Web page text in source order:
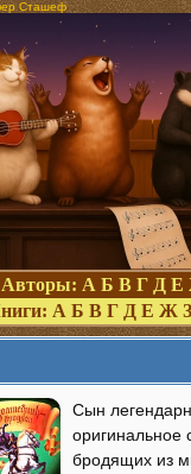
Сташеф
Авторы: А Б В Г Д Е
А Б В Г Д Е Ж З
Сын
оригинальное
бродящих из